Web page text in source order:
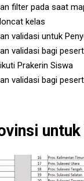
filter pada saat
kelas
validasi untuk
validasi bagi
Prakerin Siswa
validasi bagi
untuk